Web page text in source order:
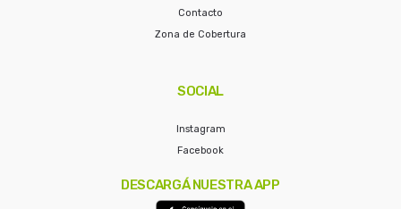
Contacto
Zona de Cobertura
SOCIAL
Instagram
Facebook
DESCARGÁ NUESTRA APP